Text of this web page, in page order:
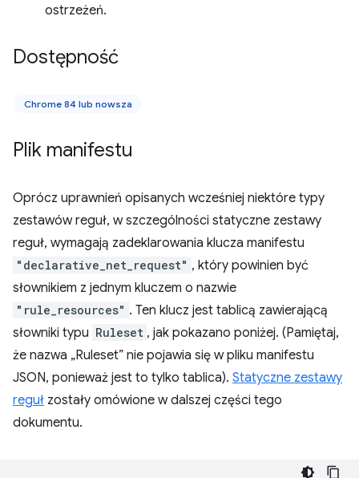
ostrzeżeń.
Dostępność
Chrome 84 lub nowsza
Plik manifestu
Oprócz uprawnień opisanych wcześniej niektóre typy
zestawów reguł, w szczególności statyczne zestawy
reguł, wymagają zadeklarowania klucza manifestu
"declarative_net_request" , który powinien być
słownikiem z jednym kluczem o nazwie
"rule_resources" . Ten klucz jest tablicą zawierającą
słowniki typu Ruleset , jak pokazano poniżej. (Pamiętaj,
że nazwa „Ruleset” nie pojawia się w pliku manifestu
JSON, ponieważ jest to tylko tablica). Statyczne zestawy
reguł zostały omówione w dalszej części tego
dokumentu.